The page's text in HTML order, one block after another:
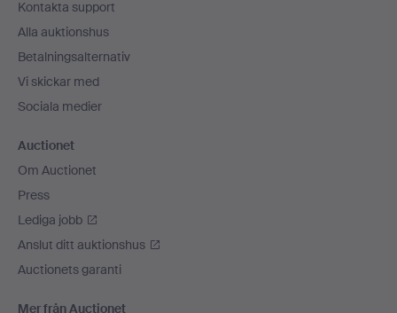
Kontakta support
Alla auktionshus
Betalningsalternativ
Vi skickar med
Sociala medier
Auctionet
Om Auctionet
Press
Lediga jobb
Anslut ditt auktionshus
Auctionets garanti
Mer från Auctionet